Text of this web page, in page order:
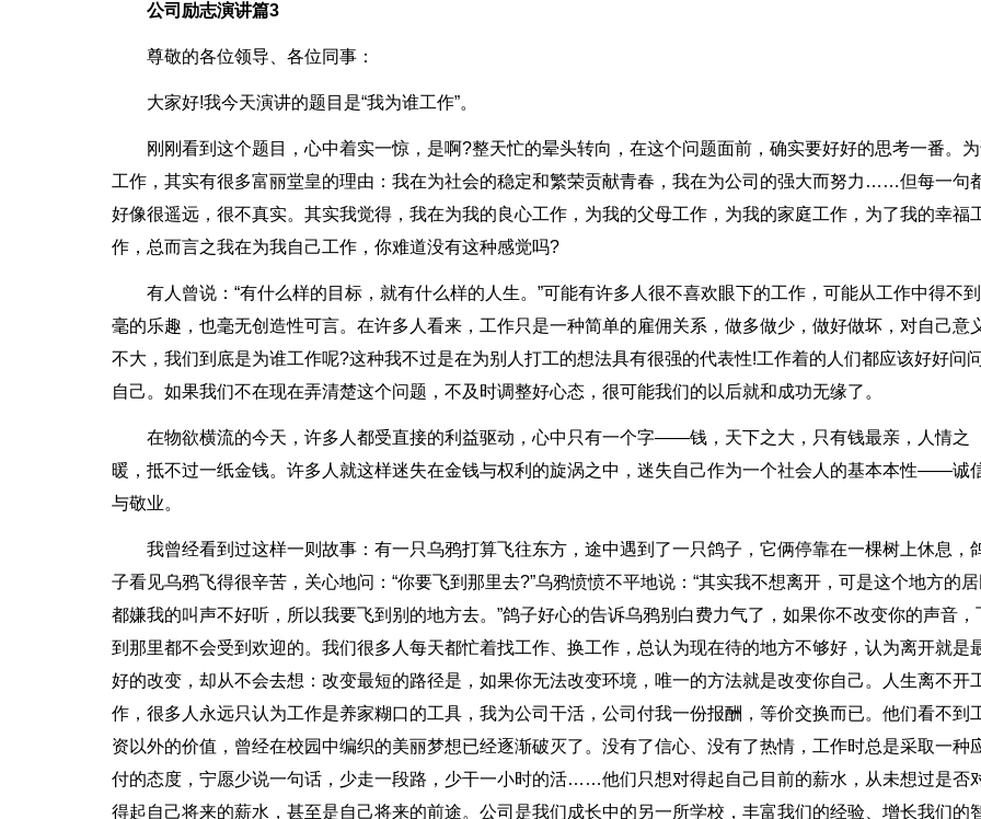
公司励志演讲篇3
尊敬的各位领导、各位同事：
大家好!我今天演讲的题目是“我为谁工作”。
刚刚看到这个题目，心中着实一惊，是啊?整天忙的晕头转向，在这个问题面前，确实要好好的思考一番。
工作，其实有很多富丽堂皇的理由：我在为社会的稳定和繁荣贡献青春，我在为公司的强大而努力……但每一句
好像很遥远，很不真实。其实我觉得，我在为我的良心工作，为我的父母工作，为我的家庭工作，为了我的幸福
作，总而言之我在为我自己工作，你难道没有这种感觉吗?
有人曾说：“有什么样的目标，就有什么样的人生。”可能有许多人很不喜欢眼下的工作，可能从工作中得不
毫的乐趣，也毫无创造性可言。在许多人看来，工作只是一种简单的雇佣关系，做多做少，做好做坏，对自己意
不大，我们到底是为谁工作呢?这种我不过是在为别人打工的想法具有很强的代表性!工作着的人们都应该好好问问
自己。如果我们不在现在弄清楚这个问题，不及时调整好心态，很可能我们的以后就和成功无缘了。
在物欲横流的今天，许多人都受直接的利益驱动，心中只有一个字——钱，天下之大，只有钱最亲，人情之
暖，抵不过一纸金钱。许多人就这样迷失在金钱与权利的旋涡之中，迷失自己作为一个社会人的基本本性——诚
与敬业。
我曾经看到过这样一则故事：有一只乌鸦打算飞往东方，途中遇到了一只鸽子，它俩停靠在一棵树上休息，
子看见乌鸦飞得很辛苦，关心地问：“你要飞到那里去?”乌鸦愤愤不平地说：“其实我不想离开，可是这个地方的
都嫌我的叫声不好听，所以我要飞到别的地方去。”鸽子好心的告诉乌鸦别白费力气了，如果你不改变你的声音，
到那里都不会受到欢迎的。我们很多人每天都忙着找工作、换工作，总认为现在待的地方不够好，认为离开就是
好的改变，却从不会去想：改变最短的路径是，如果你无法改变环境，唯一的方法就是改变你自己。人生离不开
作，很多人永远只认为工作是养家糊口的工具，我为公司干活，公司付我一份报酬，等价交换而已。他们看不到
资以外的价值，曾经在校园中编织的美丽梦想已经逐渐破灭了。没有了信心、没有了热情，工作时总是采取一种
付的态度，宁愿少说一句话，少走一段路，少干一小时的活……他们只想对得起自己目前的薪水，从未想过是否
得起自己将来的薪水，甚至是自己将来的前途。公司是我们成长中的另一所学校，丰富我们的经验、增长我们的